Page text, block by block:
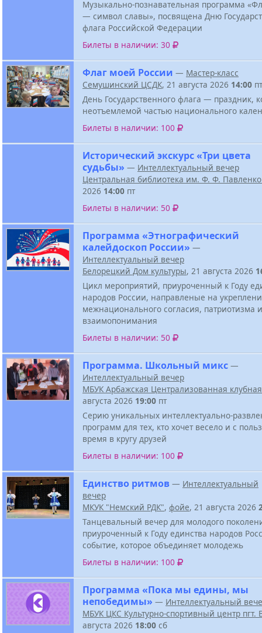
Музыкально-познавательная программа
— символ славы», посвящена Дню
флага Российской Федерации
Билеты в наличии: 30
Флаг моей России — Мастер-класс
Семушинский ЦСДК, 21 августа 2026 14:00 пт
День Государственного флага — праздник,
неотъемлемой частью национального
Билеты в наличии: 100
Исторический экскурс «Три цвета
судьбы» — Интеллектуальный вечер
Центральная библиотека им. Ф. Ф.
2026 14:00 пт
Билеты в наличии: 50
Программа «Этнографический
калейдоскоп России» —
Интеллектуальный вечер
Белорецкий Дом культуры, 21 августа 2026
Цикл мероприятий, приуроченный к Году
народов России, направленые на
межнационального согласия, патриотизма и
взаимопонимания
Билеты в наличии: 50
Программа. Школьный микс —
Интеллектуальный вечер
МБУК Арбажская Централизованная
августа 2026 19:00 пт
Серию уникальных интеллектуально-
программ для тех, кто хочет весело и с
время в кругу друзей
Билеты в наличии: 100
Единство ритмов — Интеллектуальный
вечер
МКУК "Немский РДК", фойе, 21 августа 2026
Танцевальный вечер для молодого
приуроченный к Году единства народов
событие, которое объединяет молодежь
Билеты в наличии: 100
Программа «Пока мы едины, мы
непобедимы» — Интеллектуальный
МБУК ЦКС Культурно-спортивный центр пгт.
августа 2026 18:00 сб